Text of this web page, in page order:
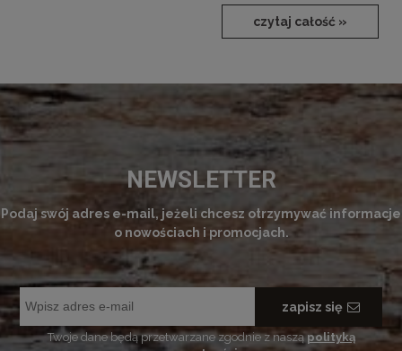
czytaj całość »
NEWSLETTER
Podaj swój adres e-mail, jeżeli chcesz otrzymywać informacje
o nowościach i promocjach.
zapisz się
Twoje dane będą przetwarzane zgodnie z naszą polityką